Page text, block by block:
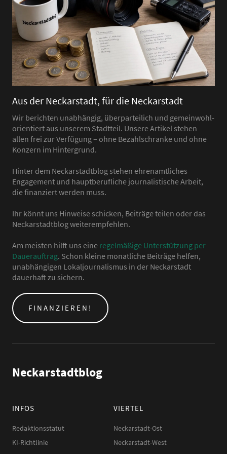
Aus der Neckarstadt, für die Neckarstadt
Wir berichten unabhängig, überparteilich und gemeinwohl-
orientiert aus unserem Stadtteil. Unsere Artikel stehen
allen frei zur Verfügung – ohne Bezahlschranke und ohne
Konzern im Hintergrund.
Hinter dem Neckarstadtblog stehen ehrenamtliches
Engagement und hauptberufliche journalistische Arbeit,
die finanziert werden muss.
Ihr könnt uns Hinweise schicken, Beiträge teilen oder das
Neckarstadtblog weiterempfehlen.
Am meisten hilft uns eine regelmäßige Unterstützung per
Dauerauftrag. Schon kleine monatliche Beiträge helfen,
unabhängigen Lokaljournalismus in der Neckarstadt
dauerhaft zu sichern.
FINANZIEREN!
Neckarstadtblog
INFOS
Redaktionsstatut
KI-Richtlinie
VIERTEL
Neckarstadt-Ost
Neckarstadt-West